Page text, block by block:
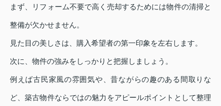
まず、リフォーム不要で高く売却するためには物件の清掃と
整備が欠かせません。
見た目の美しさは、購入希望者の第一印象を左右します。
次に、物件の強みをしっかりと把握しましょう。
例えば古民家風の雰囲気や、昔ながらの趣のある間取りな
ど、築古物件ならではの魅力をアピールポイントとして整理